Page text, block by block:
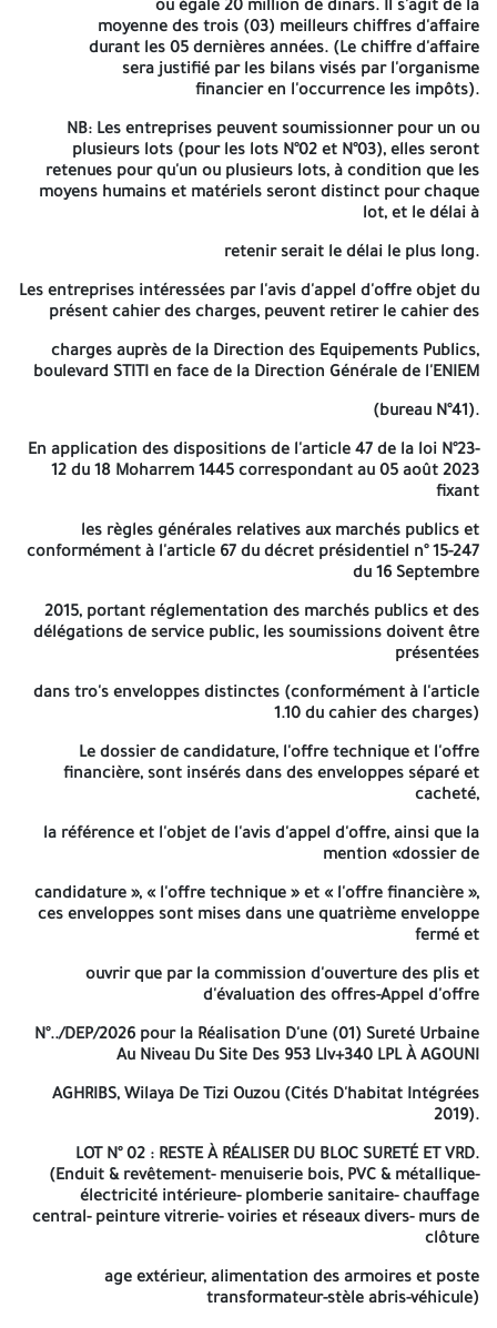
AVEC EXIGENCE DE CAPACITE MINIMALE N°
23 / DEP/2026
NIF : 001315019036056
lance un avis d'appel d'offres national ouvert avec exigences de
capacités minimales pour la Réalisation D'une (01) Sureté
Urbaine Au Niveau Du Site 953 Llv+340 LPL À AGOUNI OUCHAKI
Dans La Commune De AGHRIBS, Wilaya De Tizi Ouzou (Cités
D'habitat Intégrées 2019).
: REALISATION DU BLOC SURETÉ ET VRD. (Enduit &
revêtement- menuiserie bois, PVC & métallique- électricité
intérieure- plomberie sanitaire- chauffage central- peinture
vitrerie- voiries et réseaux divers- murs de soutènement- mur de
clôture)
LOT N° 02 : RESTE À RÉALISER DU BLOC SURETÉ ET VRD.
: LOGEMENT EN TCE AVEC VRD. (Terrassement généraux-
infrastructure- superstructure- maçonnerie- enduits &
revêtement- étanchéité- menuiserie bois, PVC & métallique-
électricité intérieure- plomberie sanitaire- peinture & vitrerie-
Cet Avis d'Appel d'offre national ouvert avec exigences de
capacités minimales s'adresse aux entreprises :
LOT N° 02
:
Ayant un certificat de qualification et de
classification professionnelle classé à la
catégorie Deux (II) et plus en bâtiment
comme activité principale.
catégorie « B » ou deux (02) projets de
catégorie « A » ou plus (justifie par
Ayant une moyenne de chiffre d'affaire
supérieur ou égale 30 million de dinars. Il
chiffres d'affaire durant les 05 dernières
années. (Le chiffre d'affaire sera justifié par
LOT N° 03
:
classification professionnelle classé à la
catégorie UN (I) et plus en bâtiment comme
activité principale.
Ayant déjà réalisé UN (01) projet de
attestation de bonne exécution délivrée par
les maîtres d'ouvrages publics).
Ayant une moyenne de chiffre d'affaire
supérieur ou égale 20 million de dinars. Il
s'agit de la moyenne des trois (03) meilleurs
années. (Le chiffre d'affaire sera justifié par
les bilans visés par l'organisme financier en
ou égale 20 million de dinars. Il s'agit de la
moyenne des trois (03) meilleurs chiffres d'affaire
durant les 05 dernières années. (Le chiffre d'affaire
sera justifié par les bilans visés par l'organisme
financier en l'occurrence les impôts).
NB: Les entreprises peuvent soumissionner pour un ou
plusieurs lots (pour les lots N°02 et N°03), elles seront
retenues pour qu'un ou plusieurs lots, à condition que les
moyens humains et matériels seront distinct pour chaque
lot, et le délai à
retenir serait le délai le plus long.
Les entreprises intéressées par l'avis d'appel d'offre objet du
présent cahier des charges, peuvent retirer le cahier des
charges auprès de la Direction des Equipements Publics,
boulevard STITI en face de la Direction Générale de l'ENIEM
(bureau N°41).
En application des dispositions de l'article 47 de la loi N°23-
12 du 18 Moharrem 1445 correspondant au 05 août 2023
fixant
les règles générales relatives aux marchés publics et
conformément à l'article 67 du décret présidentiel n° 15-247
du 16 Septembre
2015, portant réglementation des marchés publics et des
délégations de service public, les soumissions doivent être
présentées
dans tro's enveloppes distinctes (conformément à l'article
1.10 du cahier des charges)
Le dossier de candidature, l'offre technique et l'offre
financière, sont insérés dans des enveloppes séparé et
cacheté,
la référence et l'objet de l'avis d'appel d'offre, ainsi que la
mention «dossier de
candidature », « l'offre technique » et « l'offre financière »,
ces enveloppes sont mises dans une quatrième enveloppe
fermé et
ouvrir que par la commission d'ouverture des plis et
d'évaluation des offres-Appel d'offre
N°../DEP/2026 pour la Réalisation D'une (01) Sureté Urbaine
Au Niveau Du Site Des 953 Llv+340 LPL À AGOUNI
AGHRIBS, Wilaya De Tizi Ouzou (Cités D'habitat Intégrées
2019).
LOT N° 02 : RESTE À RÉALISER DU BLOC SURETÉ ET VRD.
(Enduit & revêtement- menuiserie bois, PVC & métallique-
électricité intérieure- plomberie sanitaire- chauffage
central- peinture vitrerie- voiries et réseaux divers- murs de
clôture
age extérieur, alimentation des armoires et poste
transformateur-stèle abris-véhicule)